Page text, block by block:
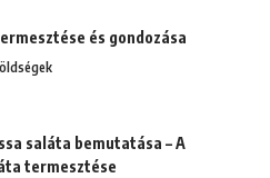
és gondozása
saláta bemutatása – A
termesztése